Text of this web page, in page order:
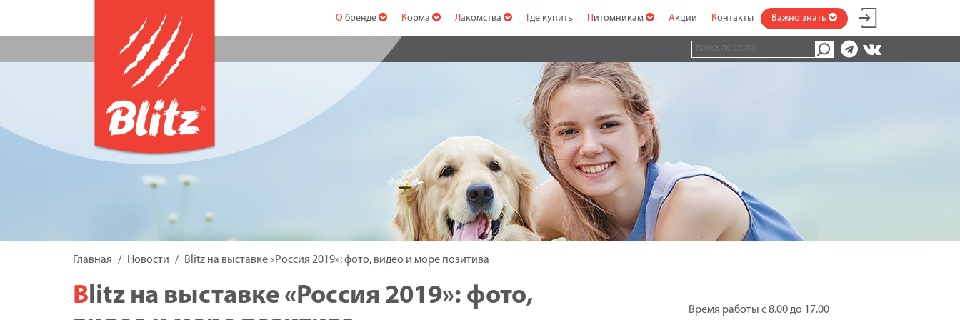
О бренде Корма Лакомства Где купить Питомникам Акции Контакты Важно знать
Главная Новости Blitz на выставке «Россия 2019»: фото, видео и море позитива
Blitz на выставке «Россия 2019»: фото,
Время работы с 8.00 до 17.00